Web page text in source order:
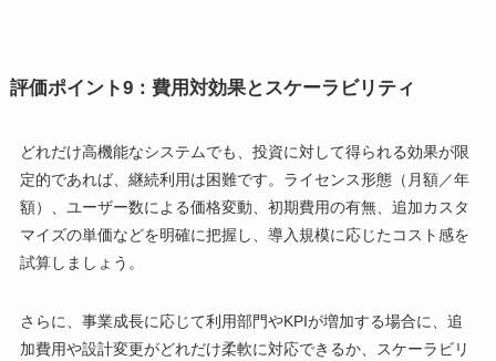
評価ポイント9：費用対効果とスケーラビリティ
どれだけ高機能なシステムでも、投資に対して得られる効果が限
定的であれば、継続利用は困難です。ライセンス形態（月額／年
額）、ユーザー数による価格変動、初期費用の有無、追加カスタ
マイズの単価などを明確に把握し、導入規模に応じたコスト感を
試算しましょう。
さらに、事業成長に応じて利用部門やKPIが増加する場合に、追
加費用や設計変更がどれだけ柔軟に対応できるか、スケーラビリ